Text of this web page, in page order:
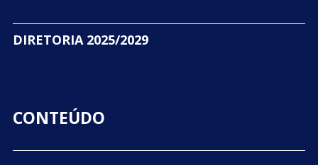
DIRETORIA 2025/2029
CONTEÚDO